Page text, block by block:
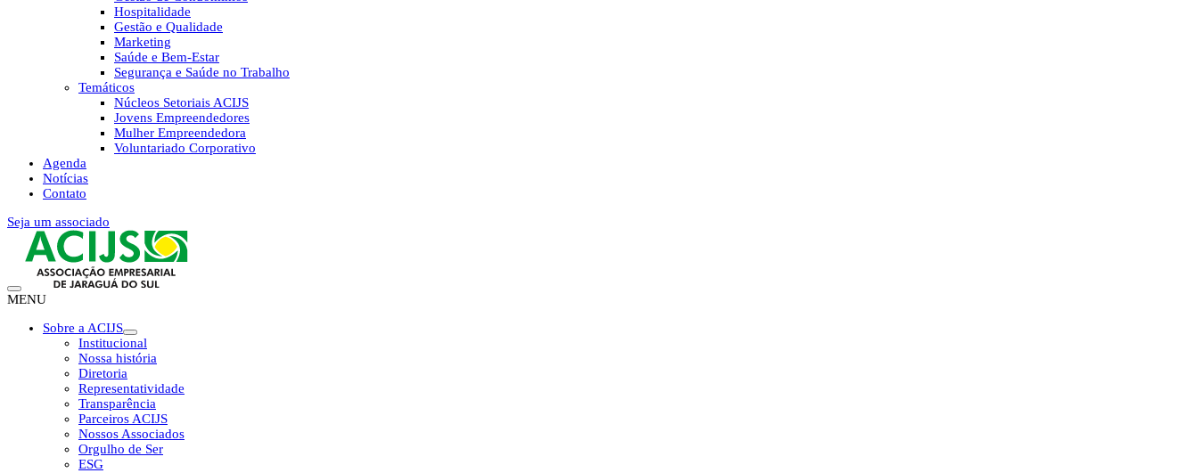
Hospitalidade
Gestão e Qualidade
Marketing
Saúde e Bem-Estar
Segurança e Saúde no Trabalho
Temáticos
Núcleos Setoriais ACIJS
Jovens Empreendedores
Mulher Empreendedora
Voluntariado Corporativo
Agenda
Notícias
Contato
Seja um associado
MENU
Sobre a ACIJS
Institucional
Nossa história
Diretoria
Representatividade
Transparência
Parceiros ACIJS
Nossos Associados
Orgulho de Ser
ESG